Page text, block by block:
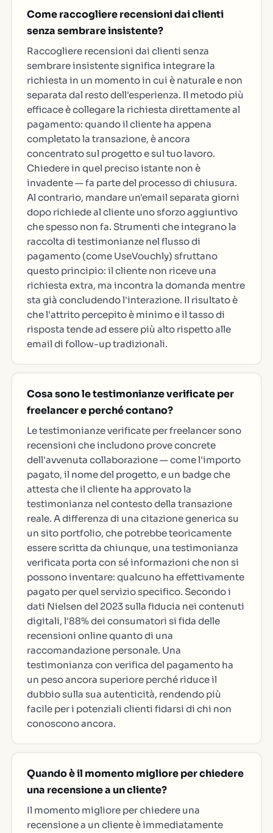
Come raccogliere recensioni dai clienti
senza sembrare insistente?
Raccogliere recensioni dai clienti senza
sembrare insistente significa integrare la
richiesta in un momento in cui è naturale e non
separata dal resto dell'esperienza. Il metodo più
efficace è collegare la richiesta direttamente al
pagamento: quando il cliente ha appena
completato la transazione, è ancora
concentrato sul progetto e sul tuo lavoro.
Chiedere in quel preciso istante non è
invadente — fa parte del processo di chiusura.
Al contrario, mandare un'email separata giorni
dopo richiede al cliente uno sforzo aggiuntivo
che spesso non fa. Strumenti che integrano la
raccolta di testimonianze nel flusso di
pagamento (come UseVouchly) sfruttano
questo principio: il cliente non riceve una
richiesta extra, ma incontra la domanda mentre
sta già concludendo l'interazione. Il risultato è
che l'attrito percepito è minimo e il tasso di
risposta tende ad essere più alto rispetto alle
email di follow-up tradizionali.
Cosa sono le testimonianze verificate per
freelancer e perché contano?
Le testimonianze verificate per freelancer sono
recensioni che includono prove concrete
dell'avvenuta collaborazione — come l'importo
pagato, il nome del progetto, e un badge che
attesta che il cliente ha approvato la
testimonianza nel contesto della transazione
reale. A differenza di una citazione generica su
un sito portfolio, che potrebbe teoricamente
essere scritta da chiunque, una testimonianza
verificata porta con sé informazioni che non si
possono inventare: qualcuno ha effettivamente
pagato per quel servizio specifico. Secondo i
dati Nielsen del 2023 sulla fiducia nei contenuti
digitali, l'88% dei consumatori si fida delle
recensioni online quanto di una
raccomandazione personale. Una
testimonianza con verifica del pagamento ha
un peso ancora superiore perché riduce il
dubbio sulla sua autenticità, rendendo più
facile per i potenziali clienti fidarsi di chi non
conoscono ancora.
Quando è il momento migliore per chiedere
una recensione a un cliente?
Il momento migliore per chiedere una
recensione a un cliente è immediatamente